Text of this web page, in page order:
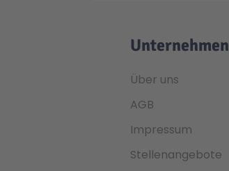
Unternehmen
Über uns
AGB
Impressum
Stellenangebote